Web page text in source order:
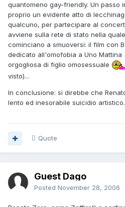
quantomeno gay-friendly. Un passo
proprio un evidente atto di
qualcuno, per partecipare al
avviene sulla rete di stato nella
cominciano a smuoversi: il film con
dedicato all'omofobia a Uno Mattina
orgogliosa di figlio omosessuale
visto)...
In conclusione: si direbbe che
lento ed inesorabile suicidio
Quote
Guest Dago
Posted November 28, 2006